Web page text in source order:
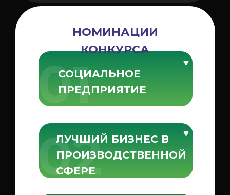
01
02
СОЦИАЛЬНОЕ
ПРЕДПРИЯТИЕ
ЛУЧШИЙ БИЗНЕС В
ПРОИЗВОДСТВЕННОЙ
СФЕРЕ
НОМИНАЦИИ
КОНКУРСА